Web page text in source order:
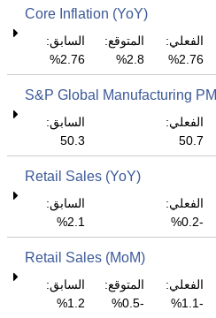
Core Inflation (YoY)
الفعلي:
2.76%
المتوقع:
2.8%
السابق:
2.76%
S&P Global Manufacturing PMI
الفعلي:
50.7
السابق:
50.3
Retail Sales (YoY)
الفعلي:
-0.2%
السابق:
2.1%
Retail Sales (MoM)
الفعلي:
-1.1%
المتوقع:
-0.5%
السابق:
1.2%